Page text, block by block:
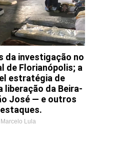
da investigação no
de Florianópolis; a
estratégia de
liberação da Beira-
José — e outros
Marcelo Lula